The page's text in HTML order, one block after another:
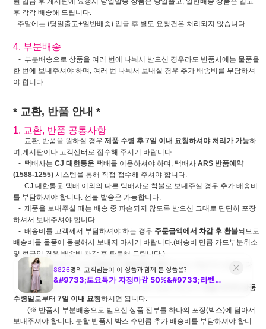
후 각각 배송해 드립니다.
- 주말에는 (당일출고+일반배송) 입금 후 별도 요청건은 처리되지 않습니다.
4. 부분배송
- 부분배송으로 상품을 여러 번에 나눠서 받으신 경우라도 반품시에는 물품을
한 번에 보내주셔야 하며, 여러 번 나눠서 보내실 경우 추가 배송비를 부담하셔
야 합니다.
* 교환, 반품 안내 *
1. 교환, 반품 공통사항
- 교환, 반품을 원하실 경우 제품 수령 후 7일 이내 요청하셔야 처리가 가능하
며,게시판이나 고객센터로 접수해 주시기 바랍니다.
- 택배사는 CJ 대한통운 택배를 이용하셔야 하며, 택배사 ARS 반품예약
(1588-1255) 시스템을 통해 직접 접수해 주셔야 합니다.
- CJ 대한통운 택배 이외의 다른 택배사로 착불로 보내주실 경우 추가 배송비
를 부담하셔야 합니다. 선불 발송은 가능합니다.
- 제품을 보내주실 때는 배송 중 파손되지 않도록 받으신 그대로 단단히 포장
하셔서 보내주셔야 합니다.
- 배송비를 고객께서 부담하셔야 하는 경우 주문금액에서 차감 후 환불되므로
배송비를 물품에 동봉해서 보내지 마시기 바랍니다.(배송비 만큼 카드부분취소
및 현금인 경우 배송비 차감 후 환불해 드립니다.)
- 물건과 동봉해서 보낸
배송비가 분실되는 경우 당사는 책임지지 않습니다.
- 부분배송으로 여러 번 나눠서 받으신 경우 동일 주문건의
제일 마지막 상품
수령일 로부터 7일 이내 요청하시면 됩니다.
(※ 반품시 부분배송으로 받으신 상품 전부를 하나의 포장(박스)에 담아서
보내주셔야 합니다. 분할 반품시 박스 수만큼 추가 배송비를 부담하셔야 합니